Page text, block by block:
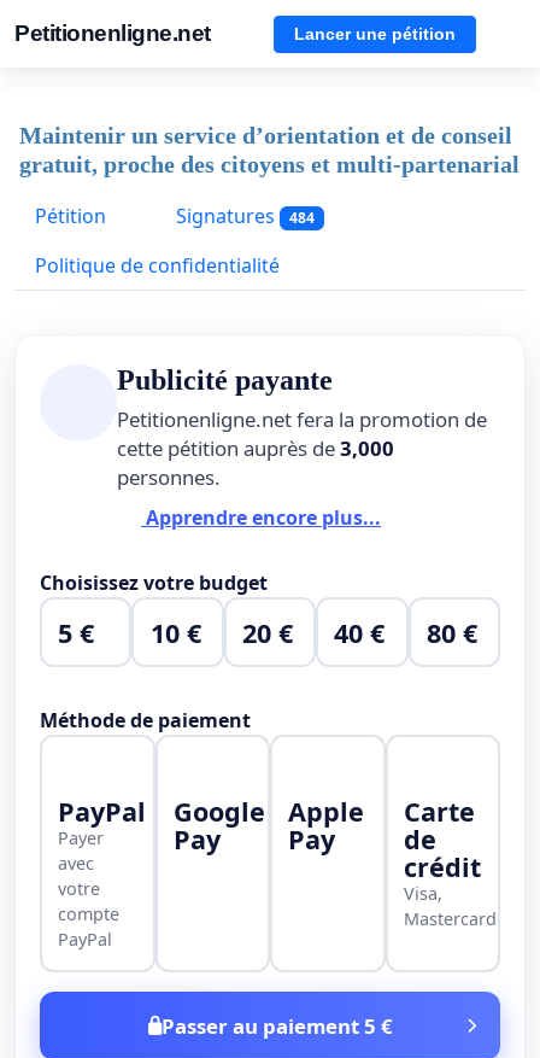
Petitionenligne.net Lancer une pétition
Maintenir un service d’orientation et de conseil
gratuit, proche des citoyens et multi-partenarial
Pétition
Signatures 484
Politique de confidentialité
Publicité payante
Petitionenligne.net fera la promotion de
cette pétition auprès de3,000
personnes.
Apprendre encore plus...
Choisissez votre budget
5 € 10 € 20 € 40 € 80 €
Méthode de paiement
PayPal
Payer
avec
votre
compte
PayPal
Google
Pay
Apple
Pay
Carte
de
crédit
Visa,
Mastercard
Passer au paiement 5 €